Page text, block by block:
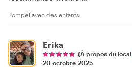
Pompéi avec des enfants
Erika
(À propos du local
20 octobre 2025